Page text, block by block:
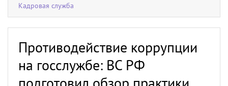
Кадровая служба
Противодействие коррупции
на госслужбе: ВС РФ